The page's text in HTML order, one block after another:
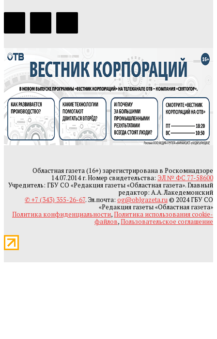
Областная газета (16+) зарегистрирована в Роскомнадзоре
14.07.2014 г. Номер свидетельства: ЭЛ № ФС 77-58600
Учредитель: ГБУ СО «Редакция газеты «Областная газета». Главный
редактор: А.А. Лакедемонский
✆ +7 (343) 355-26-67. Эл.почта: og@oblgazeta.ru© 2024 ГБУ СО
«Редакция газеты «Областная газета»
Политика конфиденциальности,Политика использования cookie-
файлов,Пользовательское соглашение